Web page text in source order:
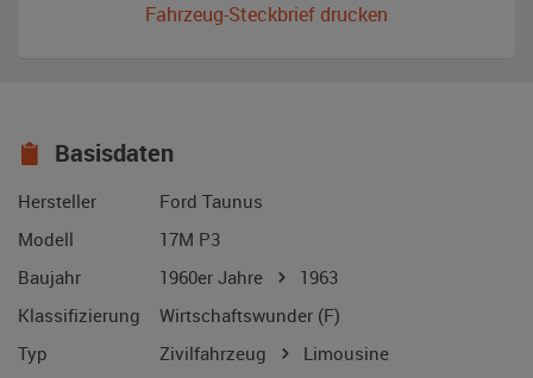
Fahrzeug-Steckbrief drucken
Basisdaten
Hersteller
Ford Taunus
Modell
17M P3
Baujahr
1960er Jahre
1963
Klassifizierung
Wirtschaftswunder (F)
Typ
Zivilfahrzeug
Limousine